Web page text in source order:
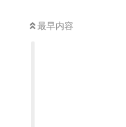
最早内容